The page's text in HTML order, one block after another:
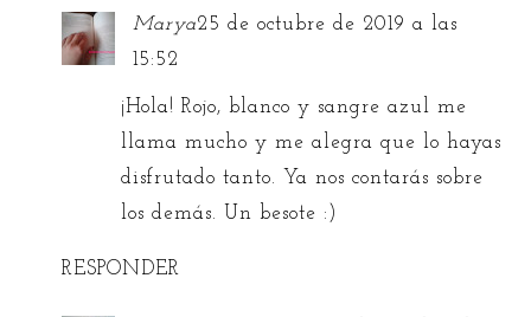
Marya25 de octubre de 2019 a las
15:52
¡Hola! Rojo, blanco y sangre azul me
llama mucho y me alegra que lo hayas
disfrutado tanto. Ya nos contarás sobre
los demás. Un besote :)
RESPONDER